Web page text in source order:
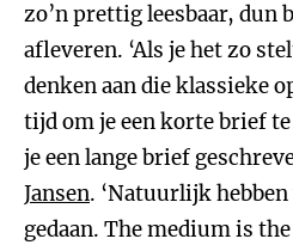
zo’n prettig leesbaar, dun
afleveren. ‘Als je het zo
denken aan die klassieke
tijd om je een korte brief
je een lange brief
Jansen. ‘Natuurlijk
gedaan. The medium is